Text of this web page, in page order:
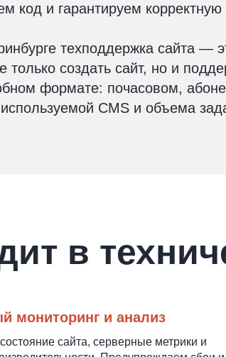
код и гарантируем корректную
техподдержка сайта —
только создать сайт, но и
формате: почасовом,
CMS и объема
в
мониторинг и анализ
сайта, серверные метрики и